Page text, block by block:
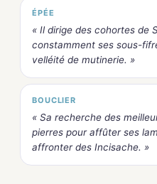
ÉPÉE
« Il dirige des cohortes de
constamment ses sous-
velléité de mutinerie. »
BOUCLIER
« Sa recherche des
pierres pour affûter ses
affronter des Incisache. »